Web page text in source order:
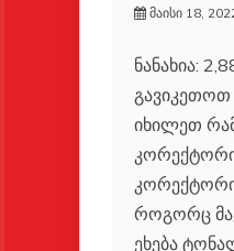
მაისი 18,
ნანახია:
გავიკეთოთ
იხილეთ
როგორც
ეხება